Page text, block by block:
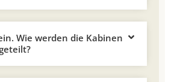
Wie werden die Kabinen